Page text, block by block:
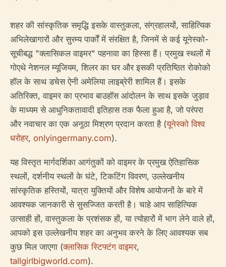
शहर की सांस्कृतिक समृद्धि इसके वास्तुकला, संग्रहालयों, साहित्यिक
अभिलेखागारों और सुरम्य पार्कों में संरक्षित है, जिनमें से कई यूनेस्को-
सूचीबद्ध "क्लासिकल वाइमर" पहनावा का हिस्सा हैं। प्रमुख स्थलों में
गोएथे नेशनल म्यूजियम, शिलर का घर और इसकी प्रतिष्ठित रोकोको
हॉल के साथ डचेस ऐनी अमेलिया लाइब्रेरी शामिल हैं। इसके
अतिरिक्त, वाइमर का प्रभाव बाउहॉस आंदोलन के साथ इसके जुड़ाव
के माध्यम से आधुनिकतावादी इतिहास तक फैला हुआ है, जो परंपरा
और नवाचार का एक अनूठा मिश्रण प्रदान करता है (यूनेस्को विश्व
धरोहर, onlyingermany.com).
यह विस्तृत मार्गदर्शिका आगंतुकों को वाइमर के प्रमुख ऐतिहासिक
स्थलों, दर्शनीय स्थलों के घंटे, टिकटिंग विवरण, उल्लेखनीय
सांस्कृतिक हस्तियों, यात्रा युक्तियों और विशेष आयोजनों के बारे में
आवश्यक जानकारी से सुसज्जित करती है। चाहे आप साहित्यिक
उत्साही हों, वास्तुकला के प्रशंसक हों, या त्योहारों में भाग लेने वाले हों,
आपको इस उल्लेखनीय शहर का अनुभव करने के लिए आवश्यक सब
कुछ मिल जाएगा (क्लासिक स्टिफ्टंग वाइमर,
tallgirlbigworld.com).